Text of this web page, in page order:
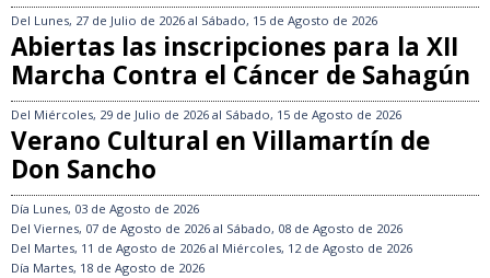
Del Lunes, 27 de Julio de 2026 al Sábado, 15 de Agosto de 2026
Abiertas las inscripciones para la XII
Marcha Contra el Cáncer de Sahagún
Del Miércoles, 29 de Julio de 2026 al Sábado, 15 de Agosto de 2026
Verano Cultural en Villamartín de
Don Sancho
Día Lunes, 03 de Agosto de 2026
Del Viernes, 07 de Agosto de 2026 al Sábado, 08 de Agosto de 2026
Del Martes, 11 de Agosto de 2026 al Miércoles, 12 de Agosto de 2026
Día Martes, 18 de Agosto de 2026